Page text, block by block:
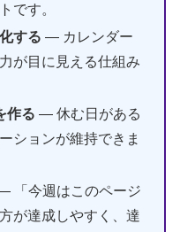
です。
する — カレンダー
が目に見える仕組み
作る — 休む日がある
ションが維持できま
「今週はこのページ
が達成しやすく、達